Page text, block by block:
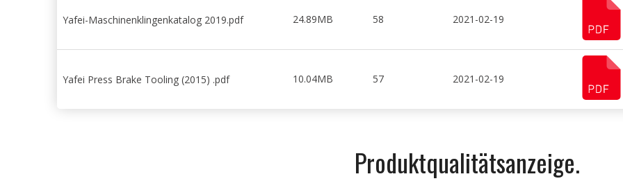
Yafei-Maschinenklingenkatalog 2019.pdf 24.89MB 58 2021-02-19
Yafei Press Brake Tooling (2015) .pdf 10.04MB 57 2021-02-19
Produktqualitätsanzeige.